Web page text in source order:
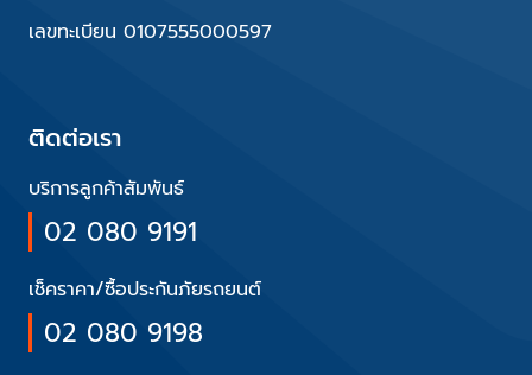
เลขทะเบียน 0107555000597
ติดต่อเรา
บริการลูกค้าสัมพันธ์
02 080 9191
เช็คราคา/ซื้อประกันภัยรถยนต์
02 080 9198